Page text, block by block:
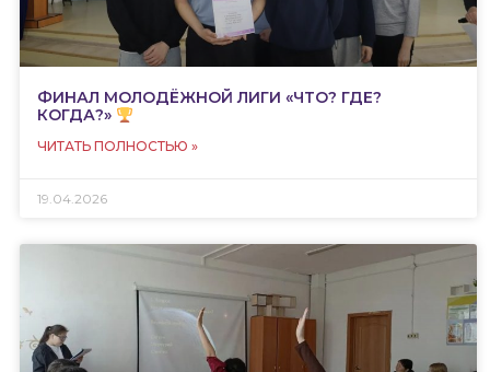
ФИНАЛ МОЛОДЁЖНОЙ ЛИГИ «ЧТО? ГДЕ?
КОГДА?»
ЧИТАТЬ ПОЛНОСТЬЮ »
19.04.2026